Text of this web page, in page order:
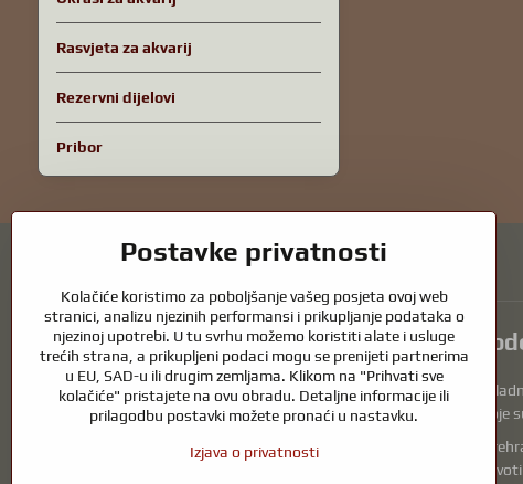
Rasvjeta za akvarij
Rezervni dijelovi
Pribor
Vrtni ribnjaci i oprema za konje – spoj
Vrtni ribnjaci prekrasan su dodatak svakom eksterijeru i stvaraju
ribnjak tijekom cijele godine. Jednako važna je briga o životinjama koje
Konjima je potrebna visokokvalitetna oprema za jahanje, pravilna
okruženje koje podržava prirodnu ravnotežu, sigurnost i dobrobit i
Postavke privatnosti
Kolačiće koristimo za poboljšanje vašeg posjeta ovoj web
stranici, analizu njezinih performansi i prikupljanje podataka o
njezinoj upotrebi. U tu svrhu možemo koristiti alate i usluge
trećih strana, a prikupljeni podaci mogu se prenijeti partnerima
u EU, SAD-u ili drugim zemljama. Klikom na "Prihvati sve
kolačiće" pristajete na ovu obradu. Detaljne informacije ili
prilagodbu postavki možete pronaći u nastavku.
Izjava o privatnosti